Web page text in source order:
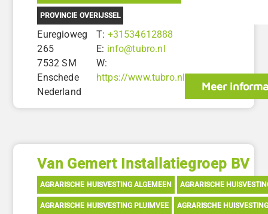
PROVINCIE OVERIJSSEL
Euregioweg
265
7532 SM
Enschede
Nederland
T: +31534612888
E: info@tubro.nl
W:
https://www.tubro.nl
Meer
Van Gemert Installatiegroep BV
AGRARISCHE HUISVESTING ALGEMEEN AGRARISCHE
AGRARISCHE HUISVESTING PLUIMVEE AGRARISCHE